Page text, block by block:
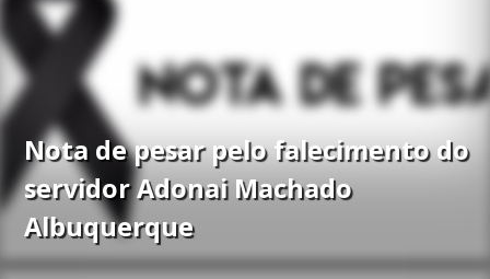
Nota de pesar pelo falecimento do
servidor Adonai Machado
Albuquerque